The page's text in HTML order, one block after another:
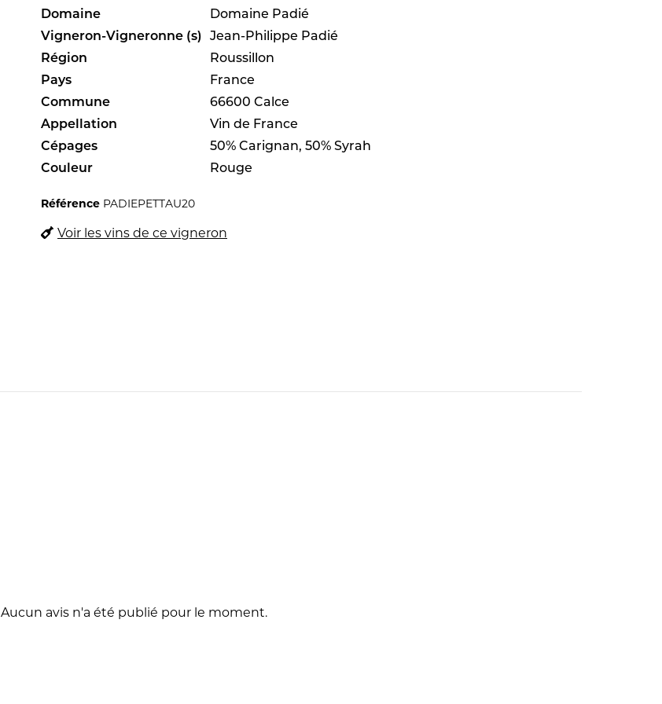
Domaine
Domaine Padié
Vigneron-Vigneronne (s)
Jean-Philippe Padié
Région
Roussillon
Pays
France
Commune
66600 Calce
Appellation
Vin de France
Cépages
50% Carignan, 50% Syrah
Couleur
Rouge
Référence PADIEPETTAU20
Voir les vins de ce vigneron
Aucun avis n'a été publié pour le moment.